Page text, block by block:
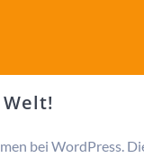
bei WordPress.